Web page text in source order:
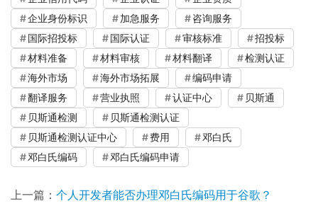
企业身份标识
加急服务
咨询服务
国际招投标
国际认证 审核标准
招投标
材料准备
材料审核 材料翻译
检测认证
海外市场
海外市场拓展
编码申请
翻译服务
营业执照 认证中心
贝斯通
贝斯通检测
贝斯通检测认证
贝斯通检测认证中心
费用
邓白氏
邓白氏编码
邓白氏编码申请
上一篇： 个人开发者能否办理邓白氏编码用于谷歌？